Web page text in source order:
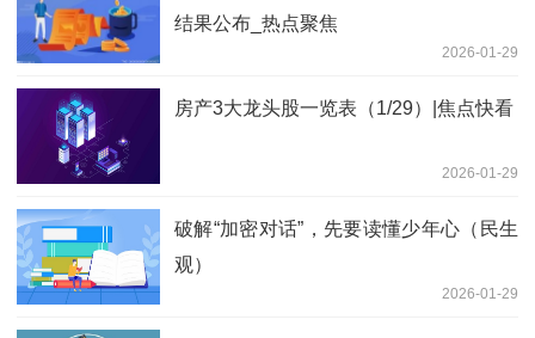
结果公布_热点聚焦
2026-01-29
房产3大龙头股一览表（1/29）|焦点快看
2026-01-29
破解“加密对话”，先要读懂少年心（民生
观）
2026-01-29